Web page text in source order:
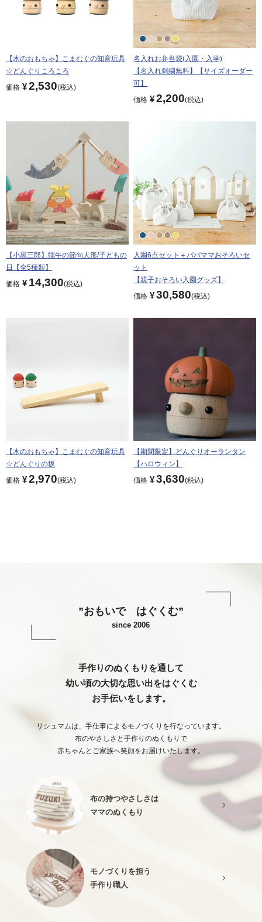
【木のおもちゃ】こまむぐの知育玩具
☆どんぐりころころ
価格 ¥2,530 税込
名入れお弁当袋(入園・入学)
【名入れ刺繍無料】【サイズオーダー
可】
価格 ¥2,200 税込
【小黒三郎】端午の節句人形/子どもの
日【全5種類】
価格 ¥ 14,300 税込
入園6点セット＋パパママおそろいセ
ット
【親子おそろい入園グッズ】
価格 ¥30,580 税込
【木のおもちゃ】こまむぐの知育玩具
☆どんぐりの坂
価格 ¥2,970 税込
【期間限定】どんぐりオーランタン
【ハロウィン】
価格 ¥3,630 税込
”おもいで はぐくむ”
since 2006
手作りのぬくもりを通して
幼い頃の大切な思い出をはぐくむ
お手伝いをします。
リシュマムは、手仕事によるモノづくりを行なっています。
布のやさしさと手作りのぬくもりで
赤ちゃんとご家族へ笑顔をお届けいたします。
布の持つやさしさは
ママのぬくもり
モノづくりを担う
手作り職人